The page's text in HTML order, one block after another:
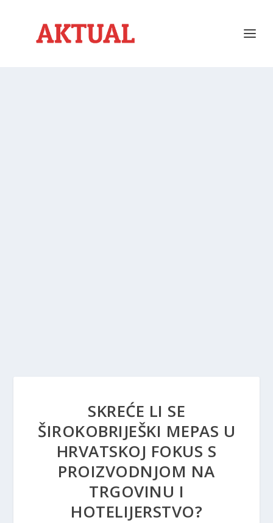
SKREĆE LI SE
ŠIROKOBRIJEŠKI MEPAS U
HRVATSKOJ FOKUS S
PROIZVODNJOM NA
TRGOVINU I
HOTELIJERSTVO?